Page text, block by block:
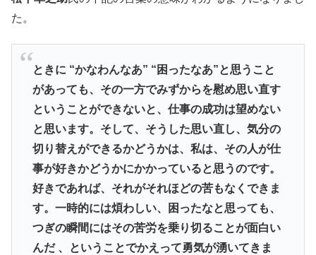
た。
ときに “かなわんなあ” “困ったなあ”と思うこと
があっても、その一方でみずからを慰め思い直す
ということができないと、仕事の成功は望めない
と思います。そして、そうした思い直し、気分の
切り替えができるかどうかは、私は、その人が仕
事が好きかどうかにかかっていると思うのです。
好きであれば、それがそれほどの苦もなくできま
す。一時的には煩わしい、困ったなと思っても、
つぎの瞬間にはその苦労を乗り切ることが面白い
んだ 、ということでかえって勇気が湧いてきま